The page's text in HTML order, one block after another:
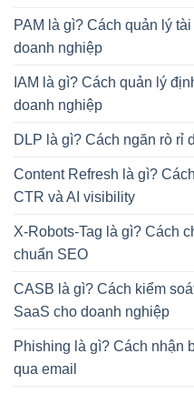
PAM là gì? Cách quản lý
doanh nghiệp
IAM là gì? Cách quản lý
doanh nghiệp
DLP là gì? Cách ngăn rò rỉ
Content Refresh là gì?
CTR và AI visibility
X-Robots-Tag là gì? Cách
chuẩn SEO
CASB là gì? Cách kiểm
SaaS cho doanh nghiệp
Phishing là gì? Cách nhận
qua email